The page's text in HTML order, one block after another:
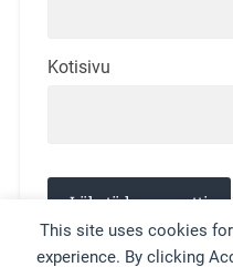
This site uses cookies
experience. By clicking
Kotisivu